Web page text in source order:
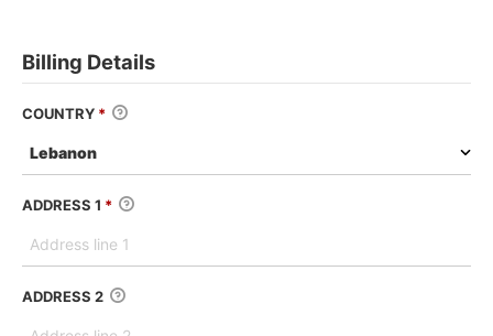
Billing Details
COUNTRY *
ADDRESS 1 *
ADDRESS 2